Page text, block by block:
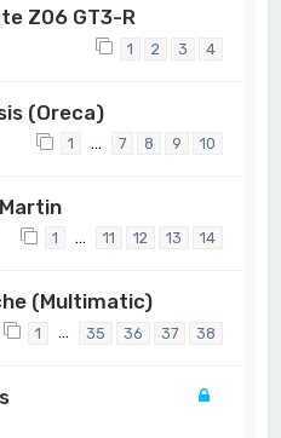
Z06 GT3-R
1 2 3 4
(Oreca)
1 … 7 8 9 10
1 … 11 12 13 14
(Multimatic)
1 … 35 36 37 38